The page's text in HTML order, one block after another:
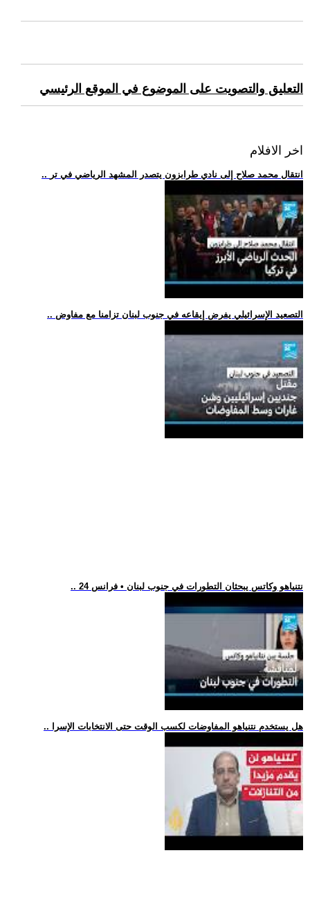
التعليق والتصويت على الموضوع في الموقع الرئيسي
اخر الافلام
.. انتقال محمد صلاح إلى نادي طرابزون يتصدر المشهد الرياضي في تر
.. التصعيد الإسرائيلي يفرض إيقاعه في جنوب لبنان تزامنا مع مفاوض
.. نتنياهو وكاتس يبحثان التطورات في جنوب لبنان • فرانس 24
.. هل يستخدم نتنياهو المفاوضات لكسب الوقت حتى الانتخابات الإسرا